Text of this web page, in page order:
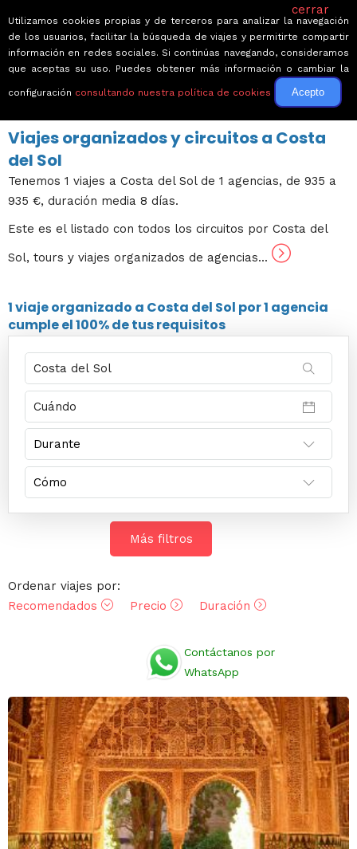
← Volver a Circuitos por España
Viajes organizados y circuitos a Costa
del Sol
Tenemos 1 viajes a Costa del Sol de 1 agencias, de 935 a
935 €, duración media 8 días.
Este es el listado con todos los circuitos por Costa del
Sol, tours y viajes organizados de agencias...
1 viajeorganizado a Costa del Sol por1 agencia
cumple el 100% de tus requisitos
Más filtros
Ordenar viajes por:
Recomendados
Precio Duración
Contáctanos por
WhatsApp
cerrar
Utilizamos cookies propias y de terceros para analizar la navegación
de los usuarios, facilitar la búsqueda de viajes y permitirte compartir
información en redes sociales. Si continúas navegando, consideramos
que aceptas su uso. Puedes obtener más información o cambiar la
configuración consultando nuestra política de cookies Acepto